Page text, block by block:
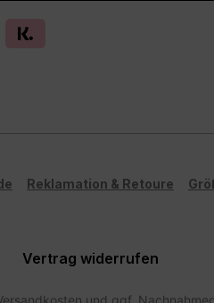
Reklamation & Retoure
Vertrag widerrufen
und ggf.